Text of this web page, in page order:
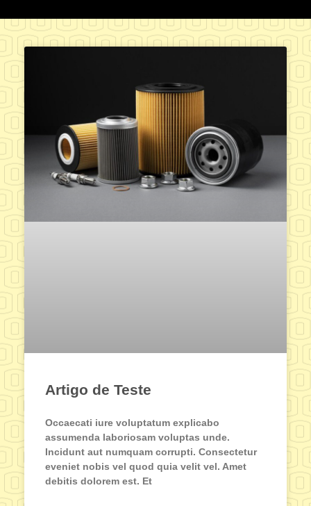
Artigo de Teste
Occaecati iure voluptatum explicabo
assumenda laboriosam voluptas unde.
Incidunt aut numquam corrupti. Consectetur
eveniet nobis vel quod quia velit vel. Amet
debitis dolorem est. Et